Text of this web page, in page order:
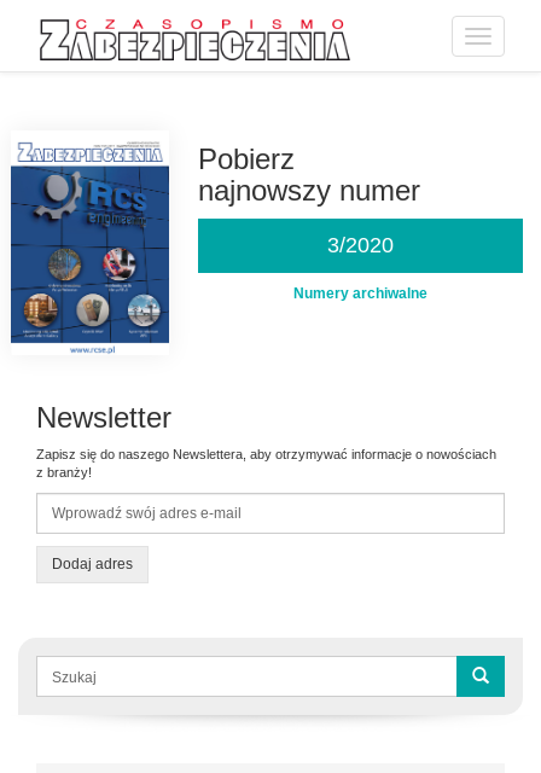
Toggle
Pobierz
najnowszy numer
3/2020
Numery archiwalne
Newsletter
Zapisz się do naszego Newslettera, aby otrzymywać informacje o nowościach
z branży!
Dodaj adres
Formularz
wyszukiwania